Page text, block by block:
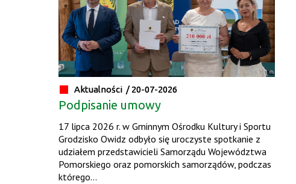
Aktualności / 20-07-2026
Podpisanie umowy
17 lipca 2026 r. w Gminnym Ośrodku Kultury i Sportu
Grodzisko Owidz odbyło się uroczyste spotkanie z
udziałem przedstawicieli Samorządu Województwa
Pomorskiego oraz pomorskich samorządów, podczas
którego...